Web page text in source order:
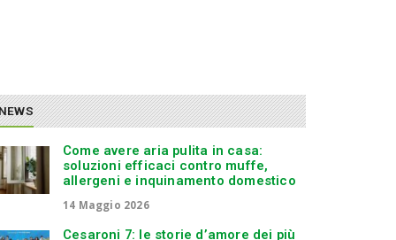
Come avere aria pulita in casa:
soluzioni efficaci contro muffe,
allergeni e inquinamento domestico
14 Maggio 2026
Cesaroni 7: le storie d’amore dei più